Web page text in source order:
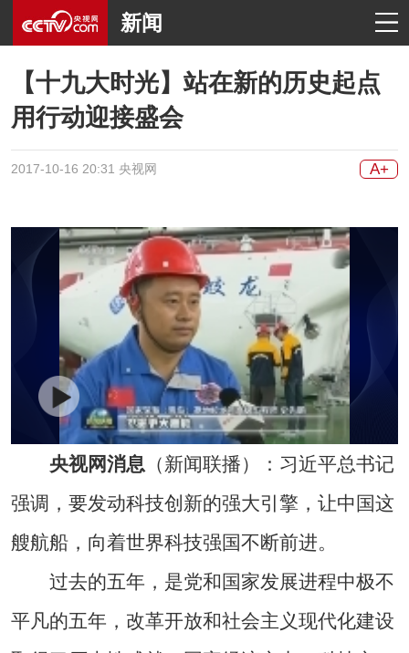
新闻
【十九大时光】站在新的历史起点
用行动迎接盛会
2017-10-16 20:31 央视网 A+
央视网消息 （新闻联播）：习近平总书记
强调，要发动科技创新的强大引擎，让中国这
艘航船，向着世界科技强国不断前进。
过去的五年，是党和国家发展进程中极不
平凡的五年，改革开放和社会主义现代化建设